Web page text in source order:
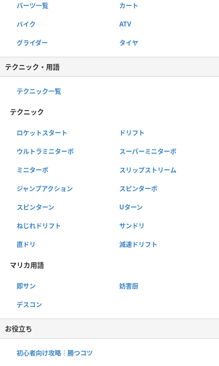
パーツ一覧 カート
バイク ATV
グライダー タイヤ
テクニック・用語
テクニック一覧
テクニック
ロケットスタート ドリフト
ウルトラミニターボ スーパーミニターボ
ミニターボ スリップストリーム
ジャンプアクション スピンターボ
スピンターン Uターン
ねじれドリフト サンドリ
直ドリ 減速ドリフト
マリカ用語
即サン 妨害厨
デスコン
お役立ち
初心者向け攻略｜勝つコツ